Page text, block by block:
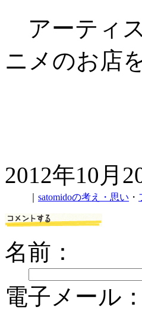
アーティ
ニメのお店
2012年10月
satomidoの考え・思い ・
名前：
電子メール：